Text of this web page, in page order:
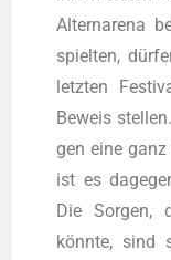
Altern­are­na
spiel­ten,
letz­ten
Beweis
gen eine
ist es
Die Sor­gen,
könn­te, sind